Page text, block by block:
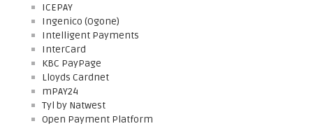
ICEPAY
Ingenico (Ogone)
Intelligent Payments
InterCard
KBC PayPage
Lloyds Cardnet
mPAY24
Tyl by Natwest
Open Payment Platform